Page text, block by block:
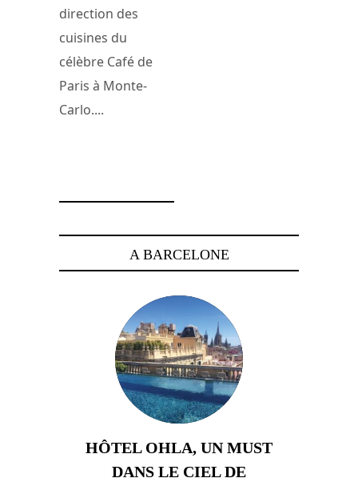
direction des
cuisines du
célèbre Café de
Paris à Monte-
Carlo....
A BARCELONE
HÔTEL OHLA, UN MUST
DANS LE CIEL DE